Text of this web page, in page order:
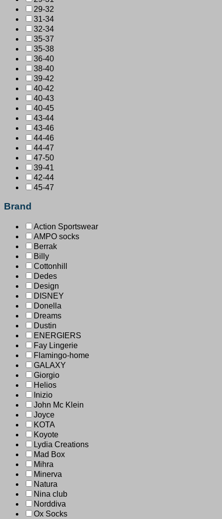
29-32
31-34
32-34
35-37
35-38
36-40
38-40
39-42
40-42
40-43
40-45
43-44
43-46
44-46
44-47
47-50
39-41
42-44
45-47
Brand
Action Sportswear
AMPO socks
Berrak
Billy
Cottonhill
Dedes
Design
DISNEY
Donella
Dreams
Dustin
ENERGIERS
Fay Lingerie
Flamingo-home
GALAXY
Giorgio
Helios
Inizio
John Mc Klein
Joyce
KOTA
Koyote
Lydia Creations
Mad Box
Mihra
Minerva
Natura
Nina club
Norddiva
Ox Socks